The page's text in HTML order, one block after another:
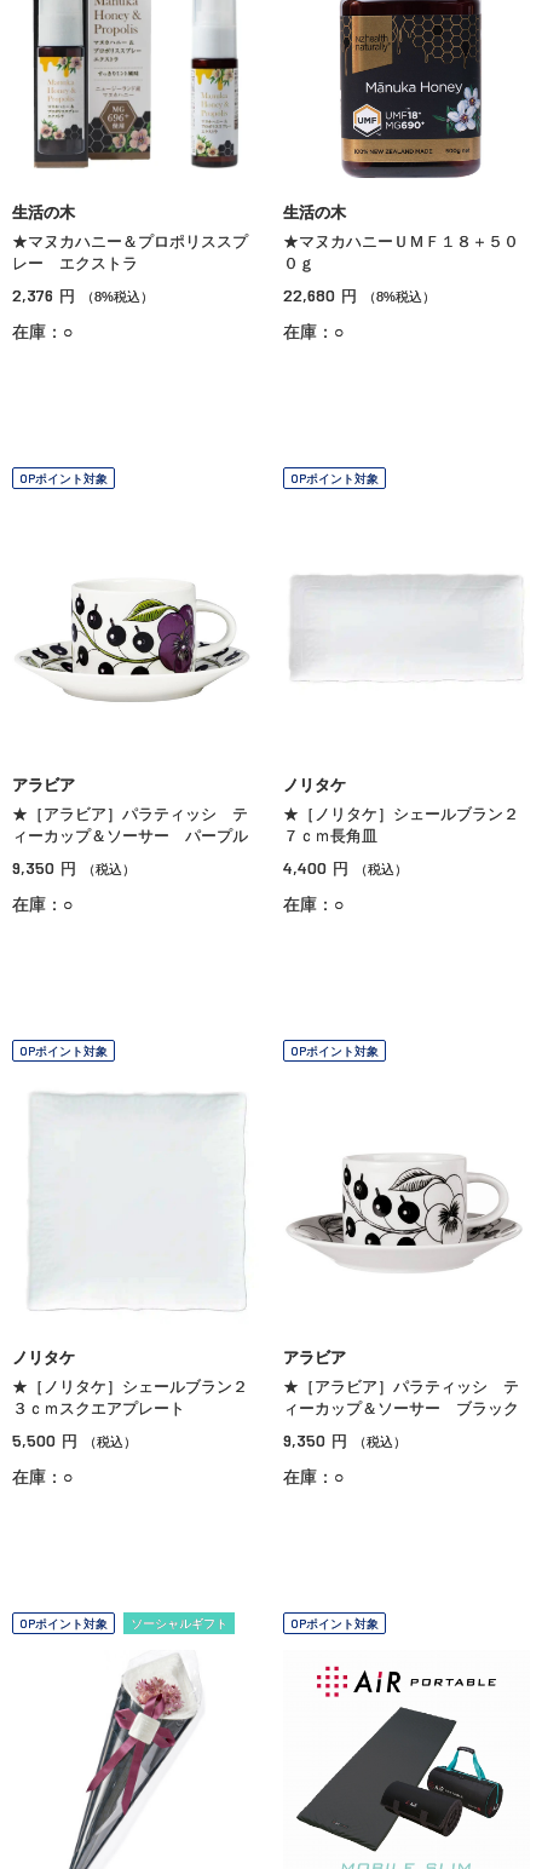
生活の木
★マヌカハニー＆プロポリススプ
レー エクストラ
2,376 円 （8%税込）
在庫：○
生活の木
★マヌカハニーＵＭＦ１８＋５０
０ｇ
22,680 円 （8%税込）
在庫：○
OPポイント対象
アラビア
★［アラビア］パラティッシ テ
ィーカップ＆ソーサー パープル
9,350 円 （税込）
在庫：○
OPポイント対象
ノリタケ
★［ノリタケ］シェールブラン２
７ｃｍ長角皿
4,400 円 （税込）
在庫：○
OPポイント対象
ノリタケ
★［ノリタケ］シェールブラン２
３ｃｍスクエアプレート
5,500 円 （税込）
在庫：○
OPポイント対象
アラビア
★［アラビア］パラティッシ テ
ィーカップ＆ソーサー ブラック
9,350 円 （税込）
在庫：○
OPポイント対象 ソーシャルギフト OPポイント対象